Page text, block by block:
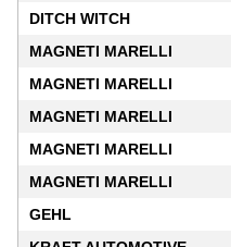
DITCH WITCH
MAGNETI MARELLI
MAGNETI MARELLI
MAGNETI MARELLI
MAGNETI MARELLI
MAGNETI MARELLI
GEHL